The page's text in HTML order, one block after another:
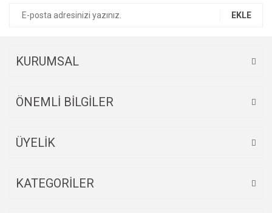
Ürün fiyatı diğer sitelerden daha pahalı.
EKLE
KURUMSAL
ÖNEMLİ BİLGİLER
ÜYELİK
KATEGORİLER